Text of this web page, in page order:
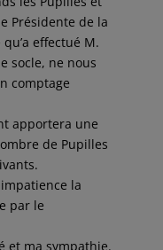
Présidente de la
effectué M.
socle, ne nous
comptage
apportera une
de Pupilles
la
par le
et ma sympathie.